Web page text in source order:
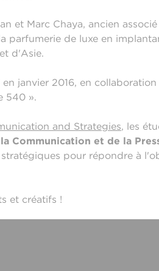
et Marc Chaya, ancien
parfumerie de luxe en
d'Asie.
janvier 2016, en
540 ».
and Strategies, les
Communication et de la
pour répondre à
et créatifs !